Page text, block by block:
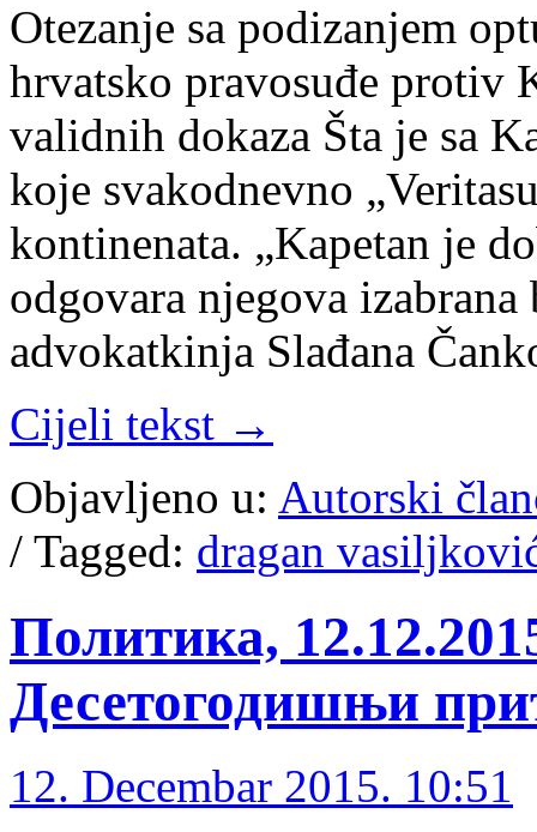
Otezanje sa podizanjem
hrvatsko pravosuđe protiv
validnih dokaza Šta je sa
koje svakodnevno
kontinenata. „Kapetan je
odgovara njegova
advokatkinja Slađana
Cijeli tekst →
Objavljeno u: Autorski
/ Tagged: dragan
Политика,
Десетогодишњи
12. Decembar 2015. 10:51